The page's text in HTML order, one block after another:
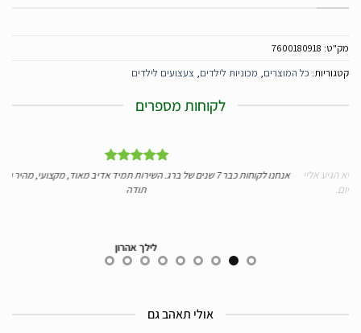
מק"ט: 7600180918
קטגוריות: כל המוצרים, מכוניות לילדים, צעצועים לילדים
לקוחות מספרים
אליי
אנחנו לקוחות כבר 7 שנים של ברג. השירות תמיד אדיב מאוד, מקצועי, מהיר ומעולה.
לילך אהרון
אולי תאהב גם